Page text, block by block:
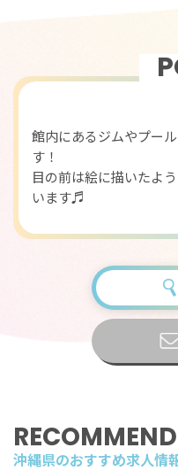
館内にあるジムやプー
す！
目の前は絵に描いたよ
います♬
RECOMMEND
沖縄県のおすすめ求人情